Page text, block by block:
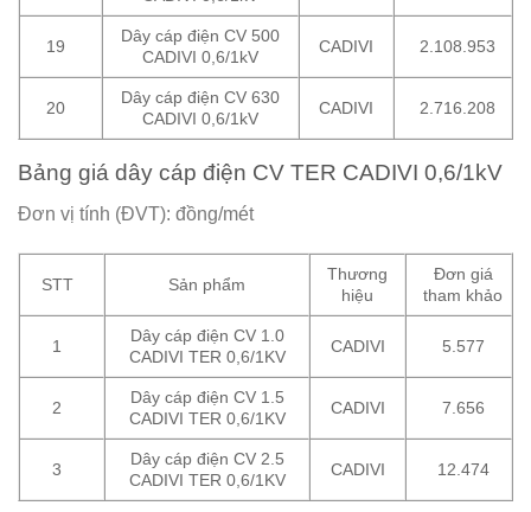
19
Dây cáp điện CV 500
CADIVI 0,6/1kV
CADIVI 2.108.953
20
Dây cáp điện CV 630
CADIVI 0,6/1kV
CADIVI 2.716.208
Bảng giá dây cáp điện CV TER CADIVI 0,6/1kV
Đơn vị tính (ĐVT): đồng/mét
STT Sản phẩm
Thương
hiệu
Đơn giá
tham khảo
1
Dây cáp điện CV 1.0
CADIVI TER 0,6/1KV
CADIVI 5.577
2
Dây cáp điện CV 1.5
CADIVI TER 0,6/1KV
CADIVI 7.656
3
Dây cáp điện CV 2.5
CADIVI TER 0,6/1KV
CADIVI 12.474